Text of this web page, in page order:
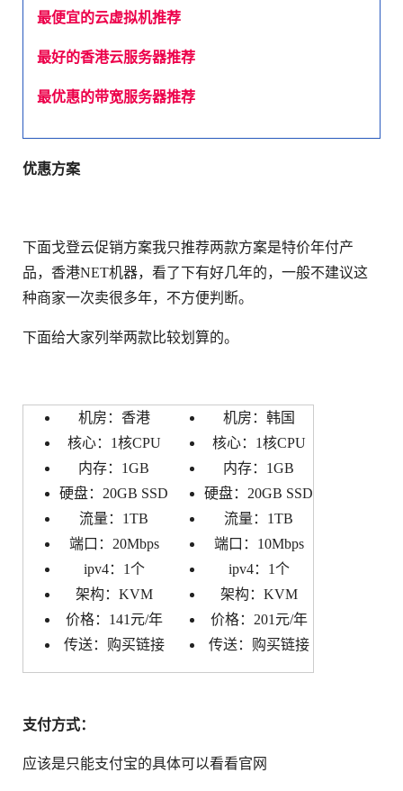
最便宜的云虚拟机推荐
最好的香港云服务器推荐
最优惠的带宽服务器推荐
优惠方案
下面戈登云促销方案我只推荐两款方案是特价年付产
品，香港NET机器，看了下有好几年的，一般不建议这
种商家一次卖很多年，不方便判断。
下面给大家列举两款比较划算的。
机房：香港
核心：1核CPU
内存：1GB
硬盘：20GB SSD
流量：1TB
端口：20Mbps
ipv4：1个
架构：KVM
价格：141元/年
传送：购买链接
机房：韩国
核心：1核CPU
内存：1GB
硬盘：20GB SSD
流量：1TB
端口：10Mbps
ipv4：1个
架构：KVM
价格：201元/年
传送：购买链接
支付方式：
应该是只能支付宝的具体可以看看官网